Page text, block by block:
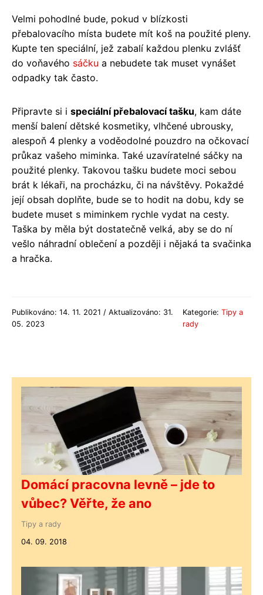
Velmi pohodlné bude, pokud v blízkosti
přebalovacího místa budete mít koš na použité pleny.
Kupte ten speciální, jež zabalí každou plenku zvlášť
do voňavého sáčku a nebudete tak muset vynášet
odpadky tak často.
Připravte si i speciální přebalovací tašku, kam dáte
menší balení dětské kosmetiky, vlhčené ubrousky,
alespoň 4 plenky a voděodolné pouzdro na očkovací
průkaz vašeho miminka. Také uzavíratelné sáčky na
použité plenky. Takovou tašku budete moci sebou
brát k lékaři, na procházku, či na návštěvy. Pokaždé
její obsah doplňte, bude se to hodit na dobu, kdy se
budete muset s miminkem rychle vydat na cesty.
Taška by měla být dostatečně velká, aby se do ní
vešlo náhradní oblečení a později i nějaká ta svačinka
a hračka.
Publikováno: 14. 11. 2021 / Aktualizováno: 31.
05. 2023
Kategorie:Tipy a
rady
Domácí pracovna levně – jde to
vůbec? Věřte, že ano
Tipy a rady
04. 09. 2018